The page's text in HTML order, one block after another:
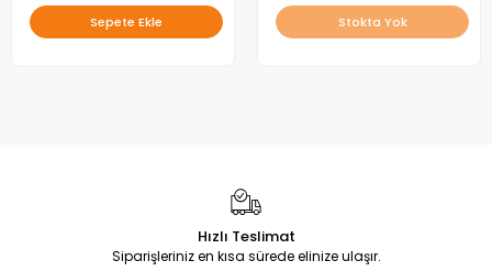
Sepete Ekle Stokta Yok
Hızlı Teslimat
Siparişleriniz en kısa sürede elinize ulaşır.